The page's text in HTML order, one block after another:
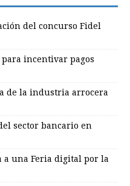
del concurso Fidel
incentivar pagos
de la industria arrocera
sector bancario en
a una Feria digital por la